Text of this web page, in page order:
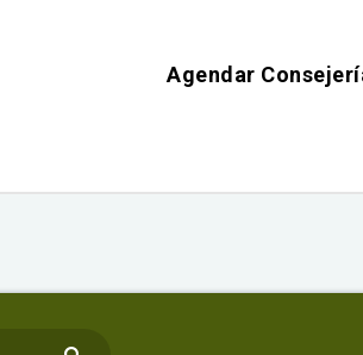
Agendar